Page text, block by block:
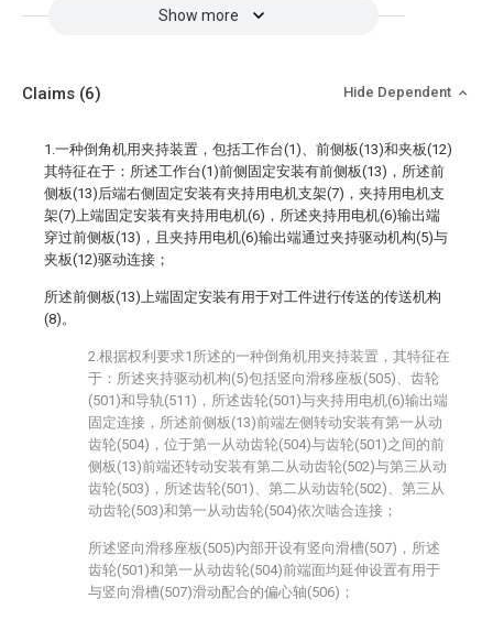
Show more
Claims (6) Hide Dependent
1.一种倒角机用夹持装置，包括工作台(1)、前侧板(13)和夹板(12)
其特征在于：所述工作台(1)前侧固定安装有前侧板(13)，所述前
侧板(13)后端右侧固定安装有夹持用电机支架(7)，夹持用电机支
架(7)上端固定安装有夹持用电机(6)，所述夹持用电机(6)输出端
穿过前侧板(13)，且夹持用电机(6)输出端通过夹持驱动机构(5)与
夹板(12)驱动连接；
所述前侧板(13)上端固定安装有用于对工件进行传送的传送机构
(8)。
2.根据权利要求1所述的一种倒角机用夹持装置，其特征在
于：所述夹持驱动机构(5)包括竖向滑移座板(505)、齿轮
(501)和导轨(511)，所述齿轮(501)与夹持用电机(6)输出端
固定连接，所述前侧板(13)前端左侧转动安装有第一从动
齿轮(504)，位于第一从动齿轮(504)与齿轮(501)之间的前
侧板(13)前端还转动安装有第二从动齿轮(502)与第三从动
齿轮(503)，所述齿轮(501)、第二从动齿轮(502)、第三从
动齿轮(503)和第一从动齿轮(504)依次啮合连接；
所述竖向滑移座板(505)内部开设有竖向滑槽(507)，所述
齿轮(501)和第一从动齿轮(504)前端面均延伸设置有用于
与竖向滑槽(507)滑动配合的偏心轴(506)；